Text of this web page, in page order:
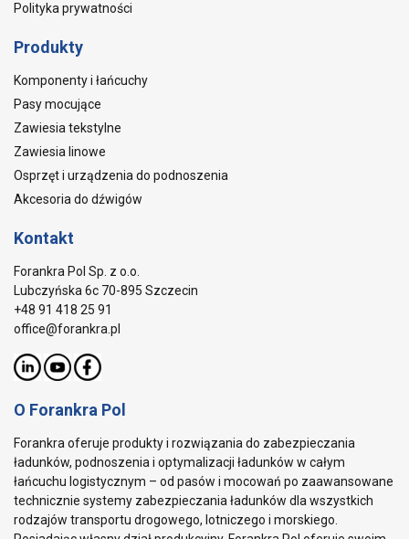
Polityka prywatności
Produkty
Komponenty i łańcuchy
Pasy mocujące
Zawiesia tekstylne
Zawiesia linowe
Osprzęt i urządzenia do podnoszenia
Akcesoria do dźwigów
Kontakt
Forankra Pol Sp. z o.o.
Lubczyńska 6c 70-895 Szczecin
+48 91 418 25 91
office@forankra.pl
O Forankra Pol
Forankra oferuje produkty i rozwiązania do zabezpieczania
ładunków, podnoszenia i optymalizacji ładunków w całym
łańcuchu logistycznym – od pasów i mocowań po zaawansowane
technicznie systemy zabezpieczania ładunków dla wszystkich
rodzajów transportu drogowego, lotniczego i morskiego.